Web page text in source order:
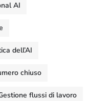
AI
dell’AI
chiuso
flussi di lavoro